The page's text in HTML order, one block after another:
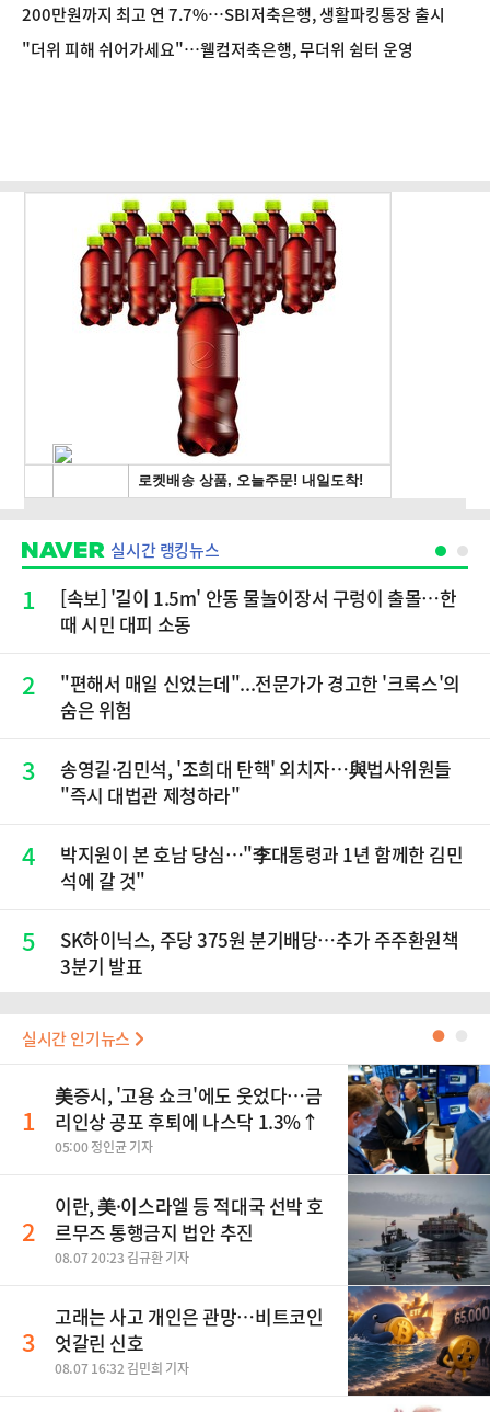
200만원까지 최고 연 7.7%…SBI저축은행, 생활파킹통장 출시
"더위 피해 쉬어가세요"…웰컴저축은행, 무더위 쉼터 운영
실시간 랭킹뉴스
1
[속보] '길이 1.5m' 안동 물놀이장서 구렁이 출몰…한
때 시민 대피 소동
2
"편해서 매일 신었는데"...전문가가 경고한 '크록스'의
숨은 위험
3
송영길·김민석, '조희대 탄핵' 외치자…與법사위원들
"즉시 대법관 제청하라"
4
박지원이 본 호남 당심…"李대통령과 1년 함께한 김민
석에 갈 것"
5
SK하이닉스, 주당 375원 분기배당…추가 주주환원책
3분기 발표
실시간 인기뉴스 ●
1
美증시, '고용 쇼크'에도 웃었다…금
리인상 공포 후퇴에 나스닥 1.3%↑
05:00 정인균 기자
2
이란, 美·이스라엘 등 적대국 선박 호
르무즈 통행금지 법안 추진
08.07 20:23 김규환 기자
3
고래는 사고 개인은 관망…비트코인
엇갈린 신호
08.07 16:32 김민희 기자